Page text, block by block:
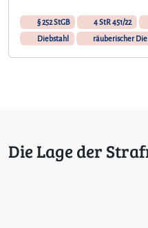
§ 252 StGB 4 StR 451/22
Diebstahl
räuberischer
Die Lage der